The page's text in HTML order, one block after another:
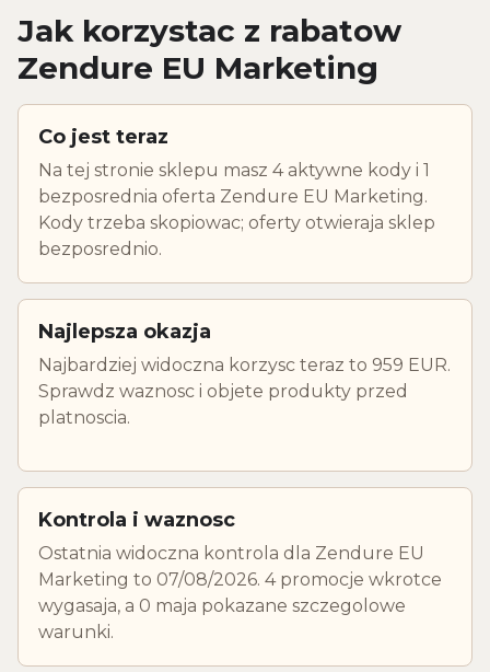
Jak korzystac z rabatow
Zendure EU Marketing
Co jest teraz
Na tej stronie sklepu masz 4 aktywne kody i 1
bezposrednia oferta Zendure EU Marketing.
Kody trzeba skopiowac; oferty otwieraja sklep
bezposrednio.
Najlepsza okazja
Najbardziej widoczna korzysc teraz to 959 EUR.
Sprawdz waznosc i objete produkty przed
platnoscia.
Kontrola i waznosc
Ostatnia widoczna kontrola dla Zendure EU
Marketing to 07/08/2026. 4 promocje wkrotce
wygasaja, a 0 maja pokazane szczegolowe
warunki.